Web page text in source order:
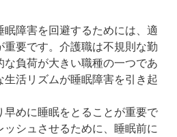
障害を回避するためには、適
要です。介護職は不規則な勤
負荷が大きい職種の一つであ
生活リズムが睡眠障害を引き起
めに睡眠をとることが重要で
シュさせるために、睡眠前に